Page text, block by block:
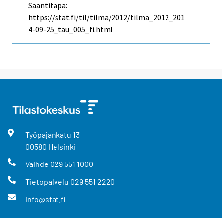
Saantitapa:
https://stat.fi/til/tilma/2012/tilma_2012_201
4-09-25_tau_005_fi.html
Työpajankatu 13
00580 Helsinki
Vaihde 029 551 1000
Tietopalvelu 029 551 2220
info@stat.fi